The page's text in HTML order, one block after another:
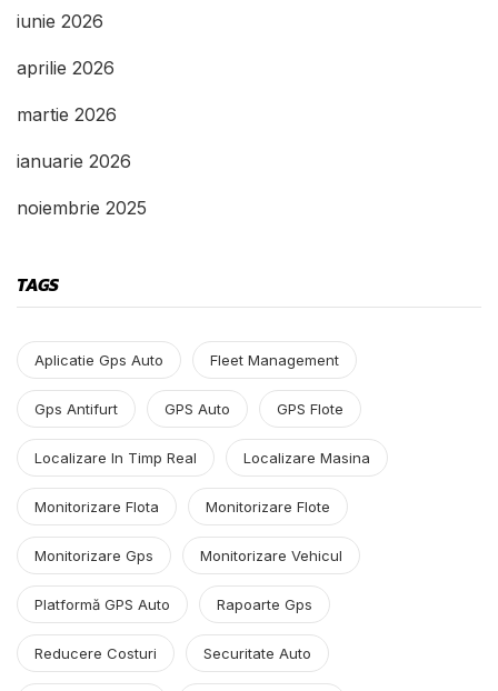
iunie 2026
aprilie 2026
martie 2026
ianuarie 2026
noiembrie 2025
TAGS
Aplicatie Gps Auto Fleet Management
Gps Antifurt GPS Auto GPS Flote
Localizare In Timp Real Localizare Masina
Monitorizare Flota Monitorizare Flote
Monitorizare Gps Monitorizare Vehicul
Platformă GPS Auto Rapoarte Gps
Reducere Costuri Securitate Auto